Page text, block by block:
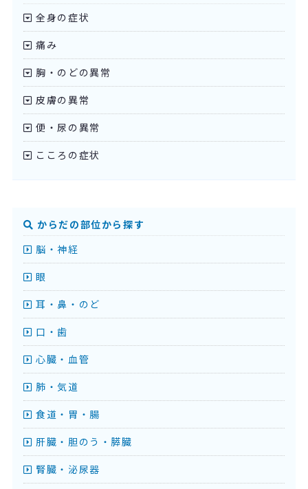
全身の症状
痛み
胸・のどの異常
皮膚の異常
便・尿の異常
こころの症状
からだの部位から探す
脳・神経
眼
耳・鼻・のど
口・歯
心臓・血管
肺・気道
食道・胃・腸
肝臓・胆のう・膵臓
腎臓・泌尿器